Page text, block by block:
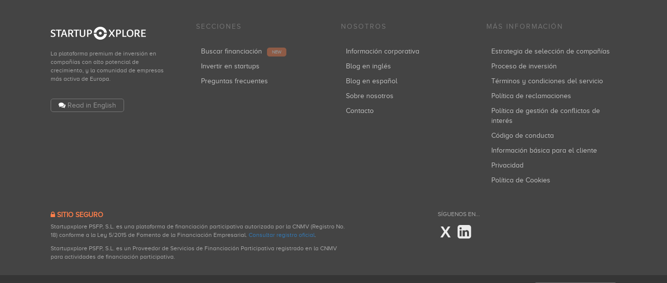
La plataforma premium de inversión en
compañías con alto potencial de
crecimiento, y la comunidad de empresas
más activa de Europa.
Read in English
SECCIONES
Buscar financiación NEW
Invertir en startups
Preguntas frecuentes
NOSOTROS
Información corporativa
Blog en inglés
Blog en español
Sobre nosotros
Contacto
MÁS INFORMACIÓN
Estrategia de selección de compañías
Proceso de inversión
Términos y condiciones del servicio
Política de reclamaciones
Política de gestión de conflictos de
interés
Código de conducta
Información básica para el cliente
Privacidad
Política de Cookies
SITIO SEGURO
Startupxplore PSFP, S.L. es una plataforma de financiación participativa autorizada por la CNMV (Registro No.
18) conforme a la Ley 5/2015 de Fomento de la Financiación Empresarial. Consultar registro oficial.
Startupxplore PSFP, S.L. es un Proveedor de Servicios de Financiación Participativa registrado en la CNMV
para actividades de financiación participativa.
SÍGUENOS EN...
X